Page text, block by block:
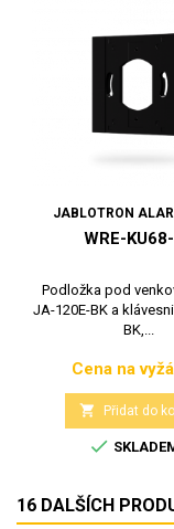
JABLOTRON
WRE-
Podložka pod
JA-120E-BK a
BK,...
Cena
Cena na
 Přidat do

16 DALŠÍCH